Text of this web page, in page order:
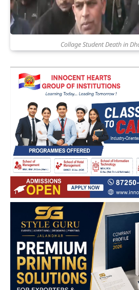
Collage Student Death in